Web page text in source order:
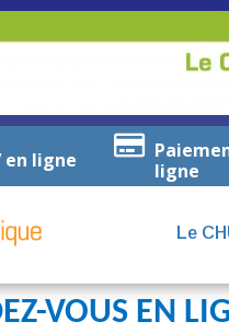
en ligne
ligne
Le
VOUS EN